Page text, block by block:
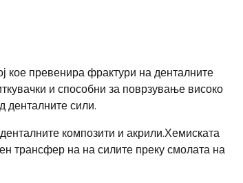
кое превенира фрактури на денталните
и способни за поврзување високо
денталните сили.
композити и акрили.Хемиската
трансфер на на силите преку смолата на